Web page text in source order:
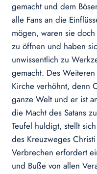
gemacht und dem
alle Fans an die
mögen, waren sie
zu öffnen und haben
unwissentlich zu
gemacht. Des
Kirche verhöhnt, denn
ganze Welt und er ist
die Macht des Satans
Teufel huldigt, stellt
des Kreuzweges
Verbrechen erfordert
und Buße von allen